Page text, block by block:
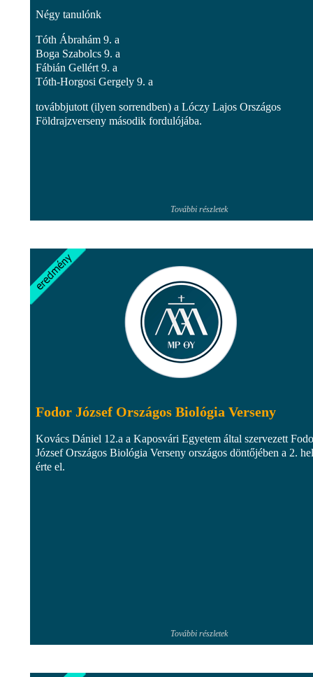
Négy tanulónk
Tóth Ábrahám 9. a
Boga Szabolcs 9. a
Fábián Gellért 9. a
Tóth-Horgosi Gergely 9. a
továbbjutott (ilyen sorrendben) a Lóczy Lajos Országos
Földrajzverseny második fordulójába.
További részletek
Fodor József Országos Biológia Verseny
Kovács Dániel 12.a a Kaposvári Egyetem által szervezett
József Országos Biológia Verseny országos döntőjében a 2.
érte el.
További részletek